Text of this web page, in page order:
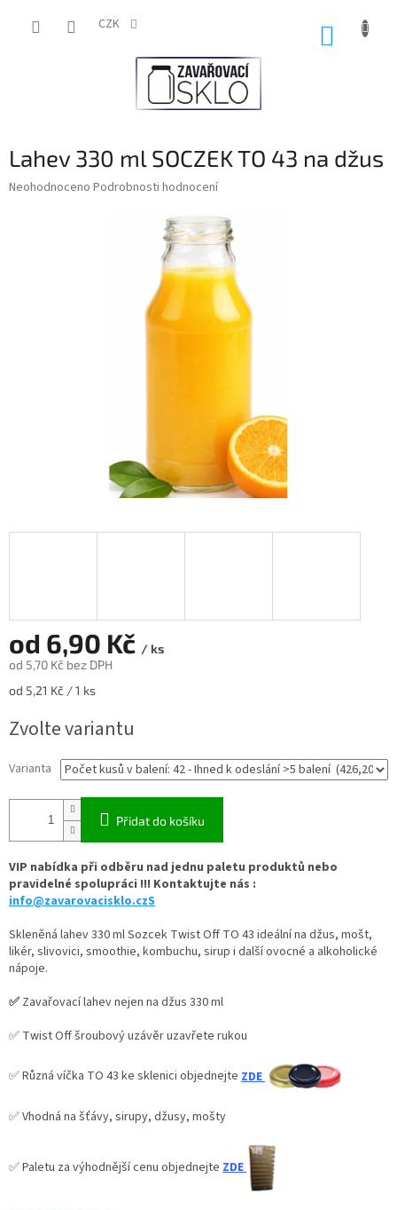
CZK
Lahev 330 ml SOCZEK TO 43 na džus
Průměrné
Neohodnoceno Podrobnosti hodnocení
od 6,90 Kč / ks
od 5,70 Kč bez DPH
Měrná
od 5,21 Kč / 1 ks
Zvolte variantu
Varianta
Přidat do košíku
VIP nabídka při odběru nad jednu paletu produktů nebo
pravidelné spolupráci !!! Kontaktujte nás :
info@zavarovacisklo.czS
Skleněná lahev 330 ml Sozcek Twist Off TO 43 ideální na džus, mošt,
likér, slivovici, smoothie, kombuchu, sirup i další ovocné a alkoholické
nápoje.
✅ Zavařovací lahev nejen na džus 330 ml
✅ Twist Off šroubový uzávěr uzavřete rukou
✅ Různá víčka TO 43 ke sklenici objednejte ZDE
✅ Vhodná na šťávy, sirupy, džusy, mošty
✅Paletu za výhodnější cenu objednejte ZDE